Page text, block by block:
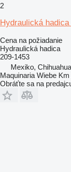
2
Hydraulická
Cena na požiadanie
Hydraulická hadica
209-1453
Mexiko, Chihuahua
Maquinaria Wiebe
Obráťte sa na